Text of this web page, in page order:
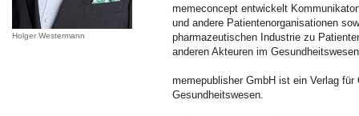
Holger Westermann
memeconcept entwickelt
und andere Patientenorganisationen
pharmazeutischen Industrie zu
anderen Akteuren im
memepublisher GmbH ist ein Verlag
Gesundheitswesen.